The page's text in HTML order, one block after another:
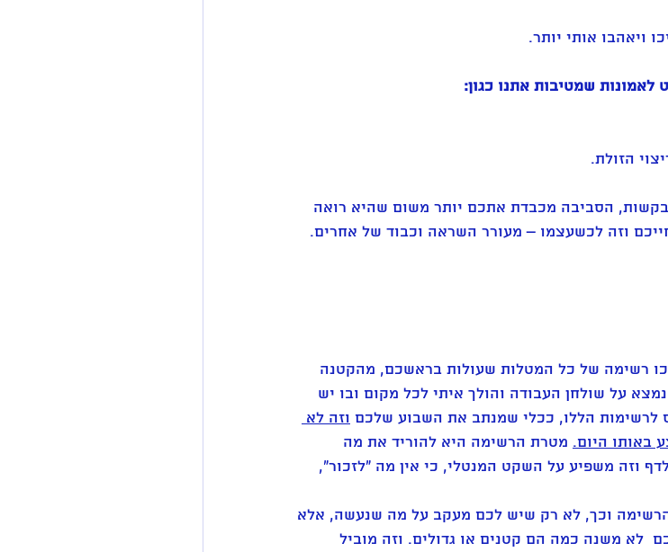
ויאהבו אותי יותר.
לאמונות שמטיבות אתנו כגון:
הזולת.
הסביבה מכבדת אתכם יותר משום שהיא רואה
וזה לכשעצמו – מעורר השראה וכבוד של אחרים.
רשימה של כל המטלות שעולות בראשכם, מהקטנה
על שולחן העבודה והולך איתי לכל מקום ובו יש
לרשימות הללו, ככלי שמנתב את השבוע שלכם וזה לא
באותו היום. מטרת הרשימה היא להוריד את מה
וזה משפיע על השקט המנטלי, כי אין מה "לזכור",
וכך, לא רק שיש לכם מעקב על מה שנעשה, אלא
לא משנה כמה הם קטנים או גדולים. וזה מוביל